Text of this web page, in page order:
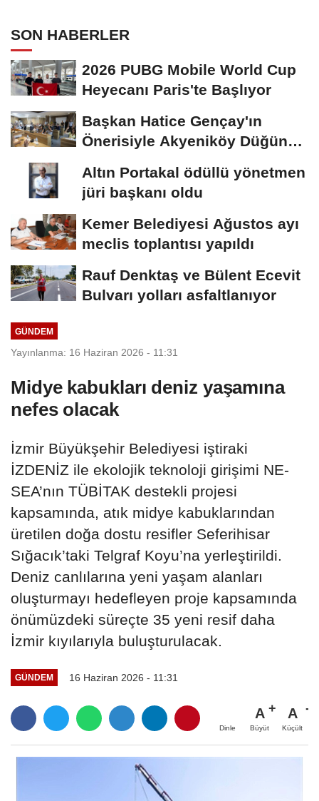
SON HABERLER
2026 PUBG Mobile World Cup
Heyecanı Paris'te Başlıyor
Başkan Hatice Gençay'ın
Önerisiyle Akyeniköy Düğün
Altın Portakal ödüllü yönetmen
jüri başkanı oldu
Kemer Belediyesi Ağustos ayı
meclis toplantısı yapıldı
Rauf Denktaş ve Bülent Ecevit
Bulvarı yolları asfaltlanıyor
GÜNDEM
Yayınlanma: 16 Haziran 2026 - 11:31
Midye kabukları deniz yaşamına
nefes olacak
İzmir Büyükşehir Belediyesi iştiraki
İZDENİZ ile ekolojik teknoloji girişimi NE-
SEA’nın TÜBİTAK destekli projesi
kapsamında, atık midye kabuklarından
üretilen doğa dostu resifler Seferihisar
Sığacık’taki Telgraf Koyu’na yerleştirildi.
Deniz canlılarına yeni yaşam alanları
oluşturmayı hedefleyen proje kapsamında
önümüzdeki süreçte 35 yeni resif daha
İzmir kıyılarıyla buluşturulacak.
GÜNDEM 16 Haziran 2026 - 11:31
Dinle
A
Büyüt
A
Küçült